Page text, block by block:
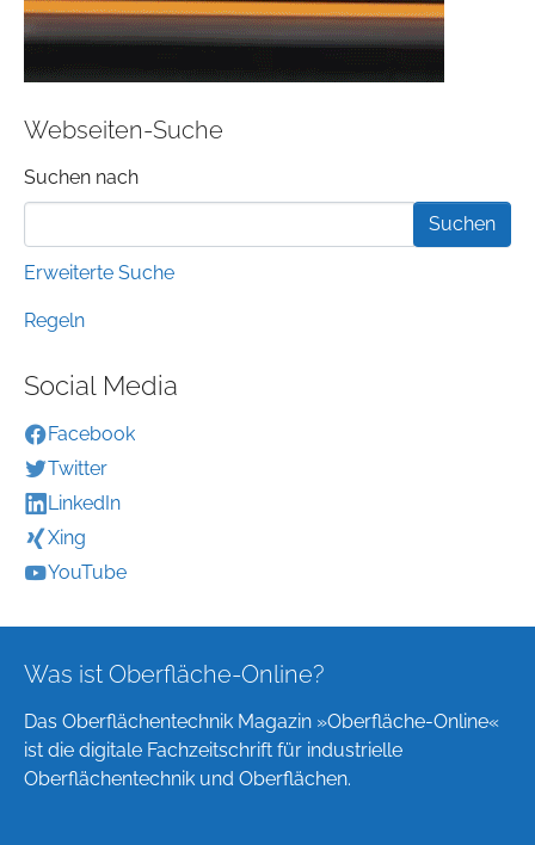
Webseiten-Suche
Suchformular
Suchen nach
Erweiterte Suche
Regeln
Social Media
Facebook
Twitter
LinkedIn
Xing
YouTube
Was ist Oberfläche-Online?
Das Oberflächentechnik Magazin »Oberfläche-Online«
ist die digitale Fachzeitschrift für industrielle
Oberflächentechnik und Oberflächen.